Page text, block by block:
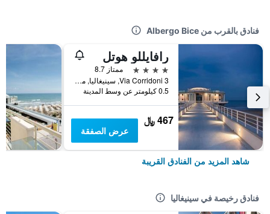
فنادق بالقرب من Albergo Bice
رافايللو هوتل
4 نجوم
ممتاز 8.7
Via Corridoni 3, سينيغاليا, مقاطعة أنكونا, إيطاليا
0.5 كيلومتر عن وسط المدينة
467 ﷼
عرض الصفقة
شاهد المزيد من الفنادق القريبة
فنادق رخيصة في سينيغاليا